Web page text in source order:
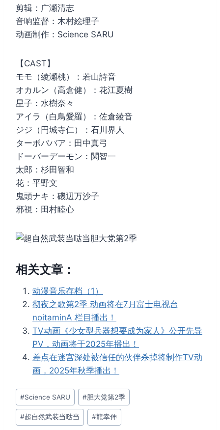
剪辑：广瀬清志
音响监督：木村絵理子
动画制作：Science SARU
【CAST】
モモ（綾瀬桃）：若山詩音
オカルン（高倉健）：花江夏樹
星子：水樹奈々
アイラ（白鳥愛羅）：佐倉綾音
ジジ（円城寺仁）：石川界人
ターボババア：田中真弓
ドーバーデーモン：関智一
太郎：杉田智和
花：平野文
鬼頭ナキ：磯辺万沙子
邪視：田村睦心
相关文章：
动漫音乐存档（1）
彻夜之歌第2季 动画将在7月富士电视台
noitaminA 栏目播出！
TV动画《少女型兵器想要成为家人》公开先导
PV，动画将于2025年播出！
差点在迷宫深处被信任的伙伴杀掉将制作TV动
画，2025年秋季播出！
文
章
标
#Science SARU #胆大党第2季
#超自然武装当哒当 #龍幸伸